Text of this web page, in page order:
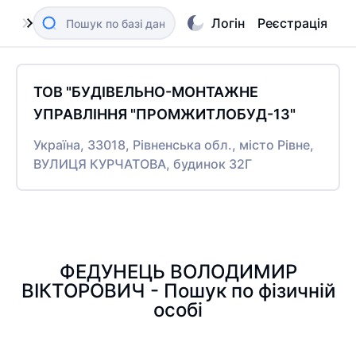
Логін Реєстрація
ТОВ "БУДІВЕЛЬНО-МОНТАЖНЕ
УПРАВЛІННЯ "ПРОМЖИТЛОБУД-13"
Україна, 33018, Рівненська обл., місто Рівне,
ВУЛИЦЯ КУРЧАТОВА, будинок 32Г
ФЕДУНЕЦЬ ВОЛОДИМИР
ВІКТОРОВИЧ - Пошук по фізичній
особі